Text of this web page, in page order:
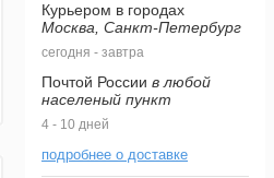
Курьером в городах
Москва, Санкт-Петербург
сегодня - завтра
Почтой России в любой
населеный пункт
4 - 10 дней
подробнее о доставке